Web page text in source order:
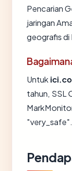
Pencarian
jaringan
geografis di
Untuk
tahun, SSL
"very_safe".